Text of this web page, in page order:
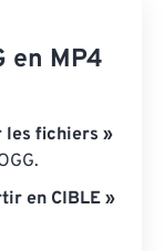
en MP4
les fichiers »
en CIBLE »